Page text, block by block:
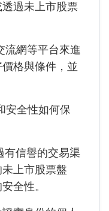
過未上市股票
流網等平台來進
格與條件，並
安全性如何保
有信譽的交易渠
上市股票盤
全性。